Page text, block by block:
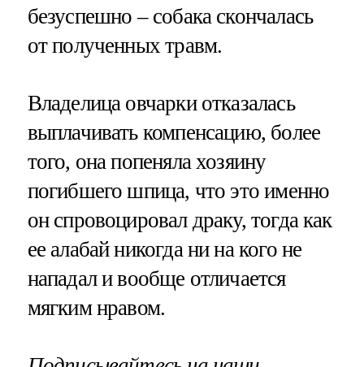
безуспешно – собака скончалась
от полученных травм.
Владелица овчарки отказалась
выплачивать компенсацию, более
того, она попеняла хозяину
погибшего шпица, что это именно
он спровоцировал драку, тогда как
ее алабай никогда ни на кого не
нападал и вообще отличается
мягким нравом.